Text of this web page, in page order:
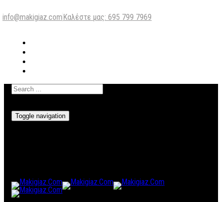
info@makigiaz.comΚαλέστε μας: 695 799 7969
Toggle navigation